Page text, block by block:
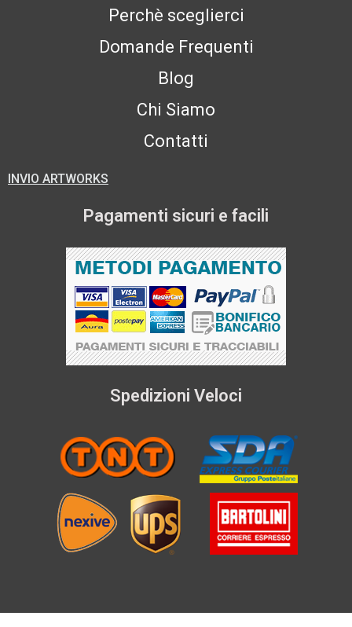
Perchè sceglierci
Domande Frequenti
Blog
Chi Siamo
Contatti
INVIO ARTWORKS
Pagamenti sicuri e facili
Spedizioni Veloci